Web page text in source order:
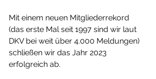
Mit einem neuen Mitgliederrekord
(das erste Mal seit 1997 sind wir laut
DKV bei weit über 4.000 Meldungen)
schließen wir das Jahr 2023
erfolgreich ab.